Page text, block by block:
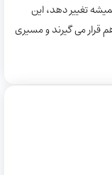
تغییر دهد، این
قرار می گیرند و مسیری